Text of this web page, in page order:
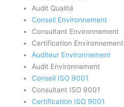
Audit Qualité
Conseil Environnement
Consultant Environnement
Certification Environnement
Auditeur Environnement
Audit Environnement
Conseil ISO 9001
Consultant ISO 9001
Certification ISO 9001